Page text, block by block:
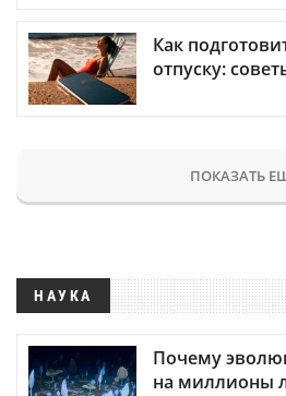
Как
отпуску:
ПОКАЗАТЬ
НАУКА
Почему
на миллионы